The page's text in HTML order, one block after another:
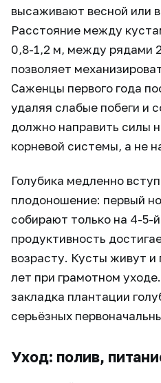
высаживают весной или
Расстояние между
0,8-1,2 м, между рядами
позволяет
Саженцы первого года
удаляя слабые побеги и
должно направить силы
корневой системы, а не
Голубика медленно
плодоношение: первый
собирают только на 4-5-
продуктивность
возрасту. Кусты живут
лет при грамотном
закладка плантации
серьёзных
Уход: полив,